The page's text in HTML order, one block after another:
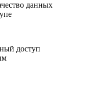
данных
доступ